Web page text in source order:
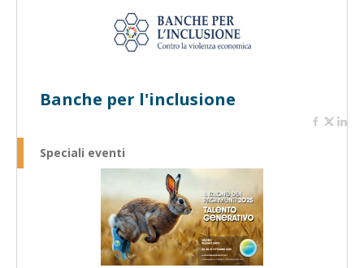
Banche per l'inclusione
Speciali eventi